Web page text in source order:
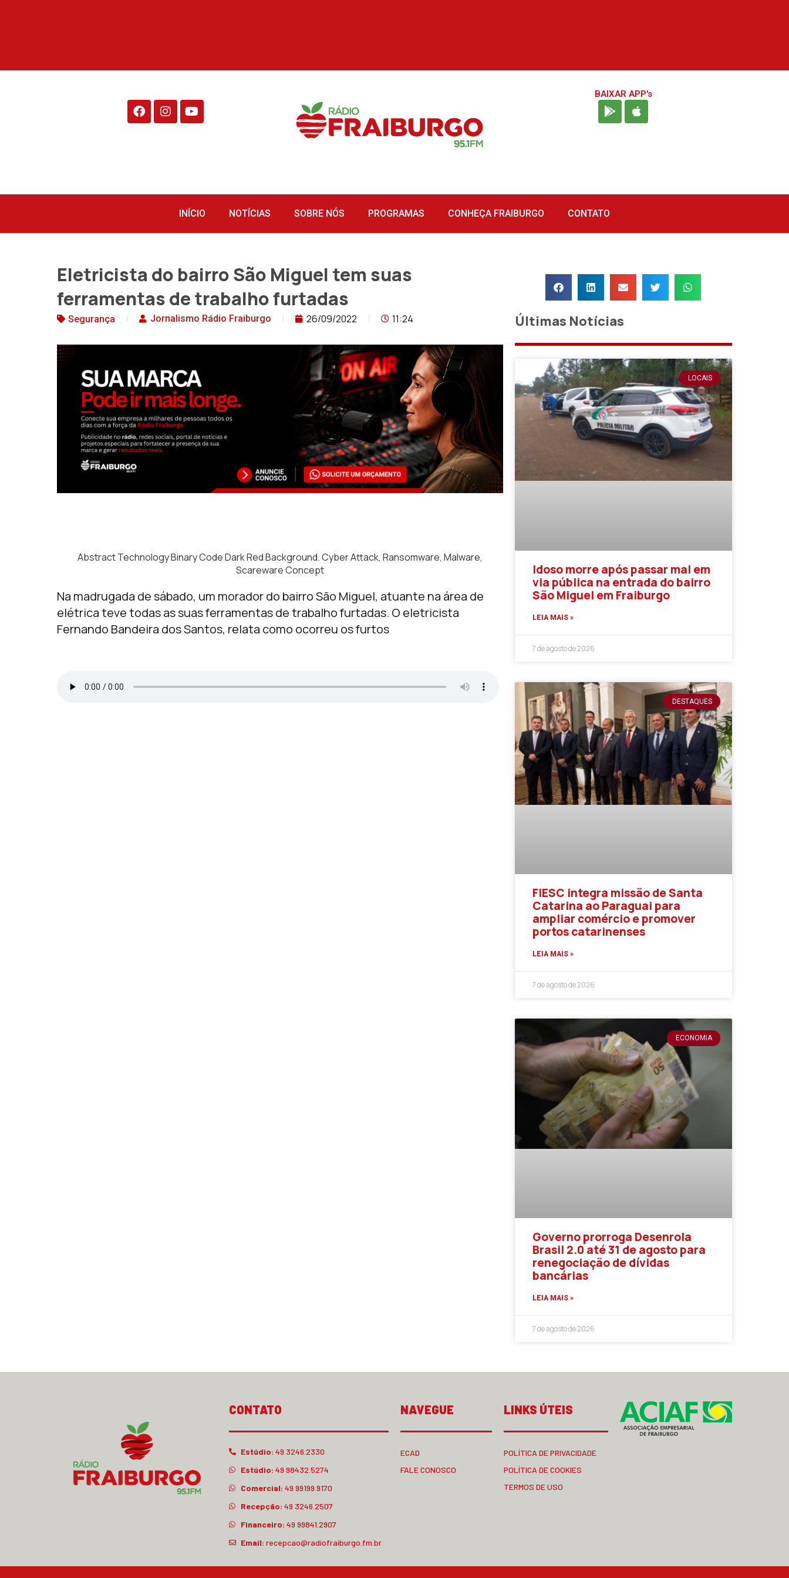
BAIXAR APP's
INÍCIO NOTÍCIAS SOBRE NÓS PROGRAMAS CONHEÇA FRAIBURGO CONTATO
Eletricista do bairro São Miguel tem suas
ferramentas de trabalho furtadas
Segurança Jornalismo Rádio Fraiburgo 26/09/2022 11:24
Abstract Technology Binary Code Dark Red Background. Cyber Attack, Ransomware, Malware,
Scareware Concept
Na madrugada de sábado, um morador do bairro São Miguel, atuante na área de
elétrica teve todas as suas ferramentas de trabalho furtadas. O eletricista
Fernando Bandeira dos Santos, relata como ocorreu os furtos
Últimas Notícias
LOCAIS
Idoso morre após passar mal em
via pública na entrada do bairro
São Miguel em Fraiburgo
LEIA MAIS »
7 de agosto de 2026
DESTAQUES
FIESC integra missão de Santa
Catarina ao Paraguai para
ampliar comércio e promover
portos catarinenses
LEIA MAIS »
7 de agosto de 2026
ECONOMIA
Governo prorroga Desenrola
Brasil 2.0 até 31 de agosto para
renegociação de dívidas
bancárias
LEIA MAIS »
7 de agosto de 2026
CONTATO
Estúdio: 49 3246.2330
Estúdio: 49 98432.5274
Comercial: 49 99199.9170
Recepção: 49 3246.2507
Financeiro: 49 99841.2907
Email: recepcao@radiofraiburgo.fm.br
NAVEGUE
ECAD
FALE CONOSCO
LINKS ÚTEIS
POLÍTICA DE PRIVACIDADE
POLÍTICA DE COOKIES
TERMOS DE USO